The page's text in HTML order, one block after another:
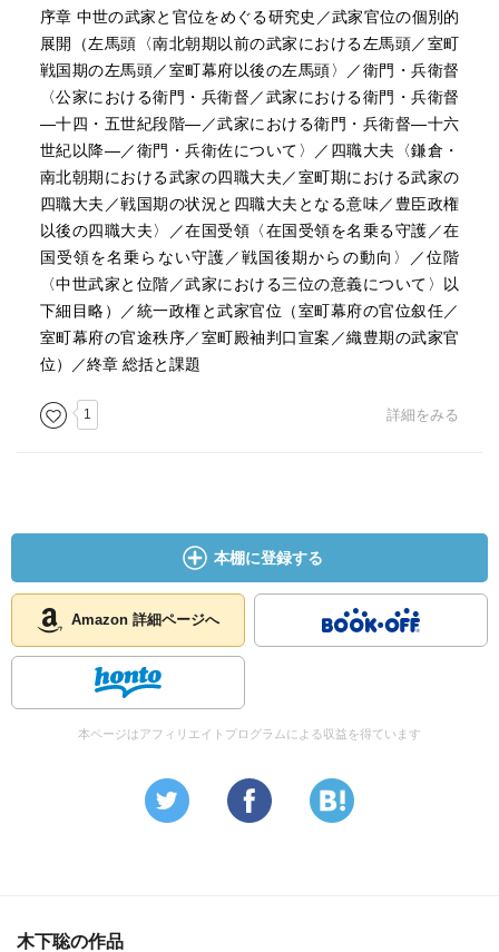
序章 中世の武家と官位をめぐる研究史／武家官位の個別的
展開（左馬頭〈南北朝期以前の武家における左馬頭／室町
戦国期の左馬頭／室町幕府以後の左馬頭〉／衛門・兵衛督
〈公家における衛門・兵衛督／武家における衛門・兵衛督
―十四・五世紀段階―／武家における衛門・兵衛督―十六
世紀以降―／衛門・兵衛佐について〉／四職大夫〈鎌倉・
南北朝期における武家の四職大夫／室町期における武家の
四職大夫／戦国期の状況と四職大夫となる意味／豊臣政権
以後の四職大夫〉／在国受領〈在国受領を名乗る守護／在
国受領を名乗らない守護／戦国後期からの動向〉／位階
〈中世武家と位階／武家における三位の意義について〉以
下細目略）／統一政権と武家官位（室町幕府の官位叙任／
室町幕府の官途秩序／室町殿袖判口宣案／織豊期の武家官
位）／終章 総括と課題
1 詳細をみる
本棚に登録する
Amazon 詳細ページへ
本ページはアフィリエイトプログラムによる収益を得ています
木下聡の作品